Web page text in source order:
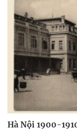
Hà Nội 1900-